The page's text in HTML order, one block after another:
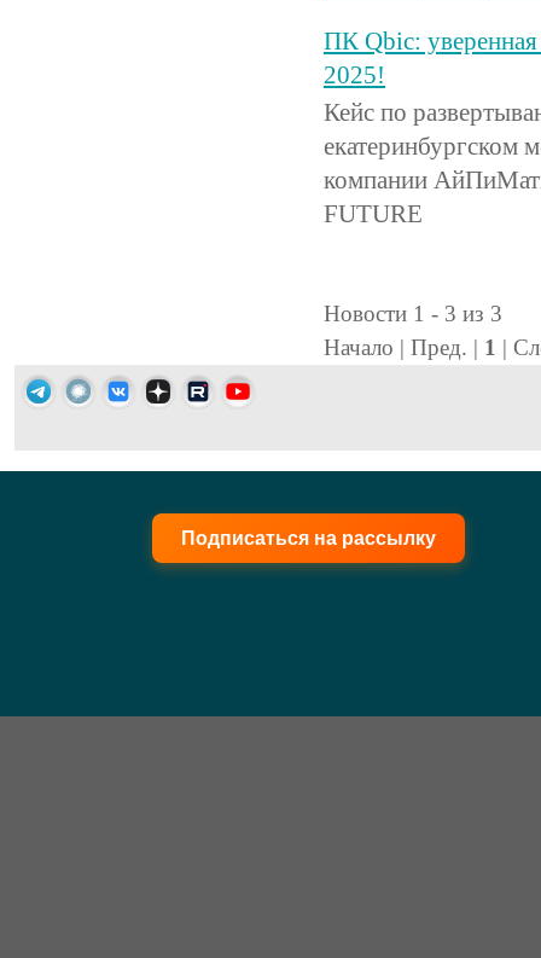
ПК Qbic:
2025!
Кейс по
компании
FUTURE
Новости 1 - 3 из 3
Начало | Пред. | 1 |
Подписаться на рассылку